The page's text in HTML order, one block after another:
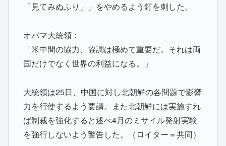
「見てみぬふり」」をやめるよう釘を刺した。
オバマ大統領：
「米中間の協力、協調は極めて重要だ。それは両
国だけでなく世界の利益になる。」
大統領は25日、中国に対し北朝鮮の各問題で影響
力を行使するよう要請。また北朝鮮には実施すれ
ば制裁を強化すると述べ4月のミサイル発射実験
を強行しないよう警告した。­（ロイター＝共同）